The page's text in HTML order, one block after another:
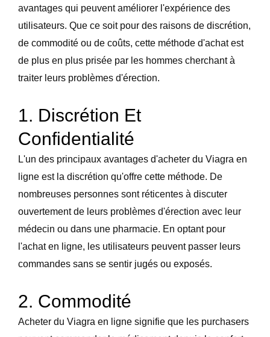
avantages qui peuvent améliorer l'expérience des
utilisateurs. Que ce soit pour des raisons de discrétion,
de commodité ou de coûts, cette méthode d'achat est
de plus en plus prisée par les hommes cherchant à
traiter leurs problèmes d'érection.
1. Discrétion Et
Confidentialité
L'un des principaux avantages d'acheter du Viagra en
ligne est la discrétion qu'offre cette méthode. De
nombreuses personnes sont réticentes à discuter
ouvertement de leurs problèmes d'érection avec leur
médecin ou dans une pharmacie. En optant pour
l'achat en ligne, les utilisateurs peuvent passer leurs
commandes sans se sentir jugés ou exposés.
2. Commodité
Acheter du Viagra en ligne signifie que les purchasers